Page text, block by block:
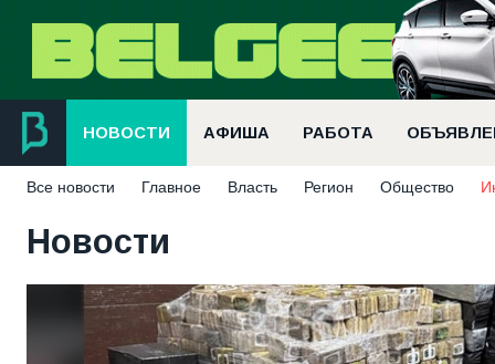
НОВОСТИ АФИША РАБОТА
Все новости Главное Власть Регион Общество
Новости